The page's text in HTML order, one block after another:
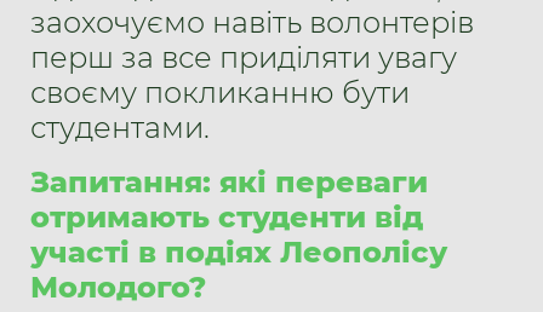
заохочуємо навіть волонтерів
перш за все приділяти увагу
своєму покликанню бути
студентами.
Запитання: які переваги
отримають студенти від
участі в подіях Леополісу
Молодого?